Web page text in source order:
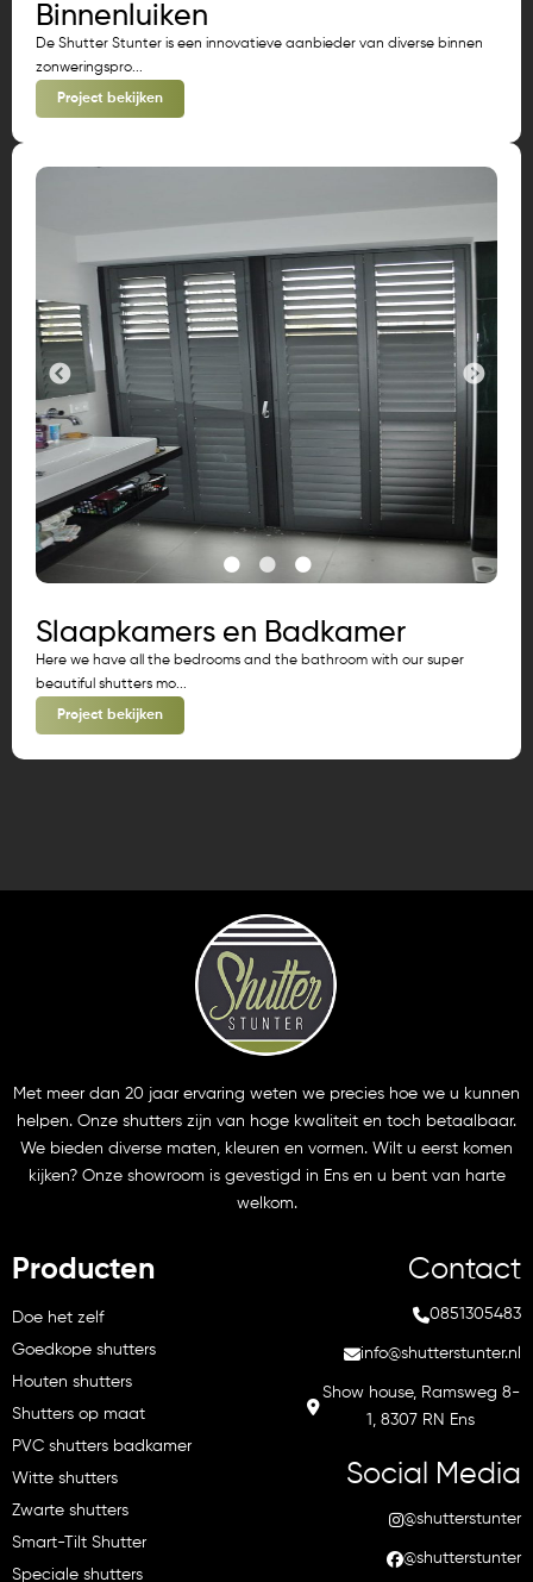
Binnenluiken
De Shutter Stunter is een innovatieve aanbieder van diverse binnen
zonweringspro...
Project bekijken
Slaapkamers en Badkamer
Here we have all the bedrooms and the bathroom with our super
beautiful shutters mo...
Project bekijken
Producten
Doe het zelf
Goedkope shutters
Houten shutters
Shutters op maat
PVC shutters badkamer
Witte shutters
Zwarte shutters
Smart-Tilt Shutter
Speciale shutters
Met meer dan 20 jaar ervaring weten we precies hoe we u kunnen
helpen. Onze shutters zijn van hoge kwaliteit en toch betaalbaar.
We bieden diverse maten, kleuren en vormen. Wilt u eerst komen
kijken? Onze showroom is gevestigd in Ens en u bent van harte
welkom.
Contact
0851305483
info@shutterstunter.nl
Show house, Ramsweg 8-
1, 8307 RN Ens
Social Media
@shutterstunter
@shutterstunter